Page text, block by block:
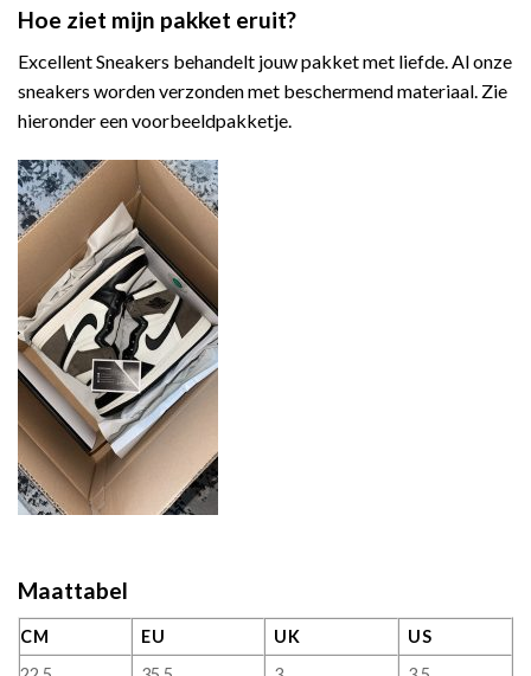
Hoe ziet mijn pakket eruit?
Excellent Sneakers behandelt jouw pakket met liefde. Al onze
sneakers worden verzonden met beschermend materiaal. Zie
hieronder een voorbeeldpakketje.
Maattabel
CM EU UK
US